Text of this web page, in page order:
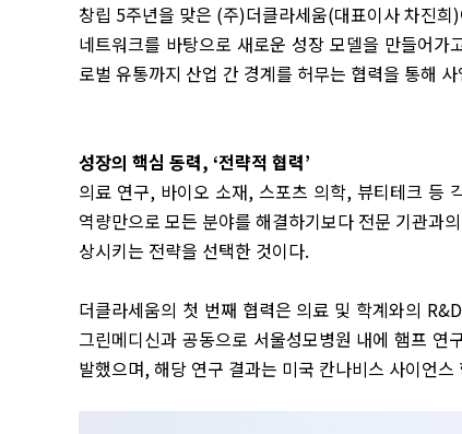
창립 5주년을 맞은 (주)더클라세움(대표이사 차진희)
네트워크를 바탕으로 새로운 성장 모델을 만들어가
로벌 유통까지 산업 간 경계를 허무는 협력을 통해
성장의 핵심 동력, ‘전략적 협력’
의료 연구, 바이오 소재,스포츠 의학,뷰티테크 등
역량만으로 모든 분야를 해결하기보다 전문 기관과
상시키는 전략을 선택한 것이다.
더클라세움의 첫 번째 협력은 의료 및 학계와의 R&D
그린메디신과 공동으로 서울성모병원 내에 햄프 연
발했으며, 해당 연구 결과는 미국 칸나비스 사이언스